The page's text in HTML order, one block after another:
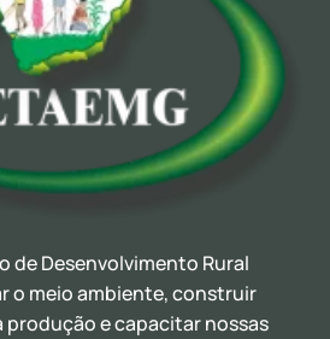
de Desenvolvimento Rural
o meio ambiente, construir
produção e capacitar nossas